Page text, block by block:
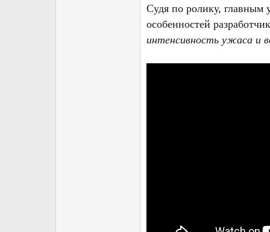
Судя по ролику, главным
особенностей
интенсивность ужаса и